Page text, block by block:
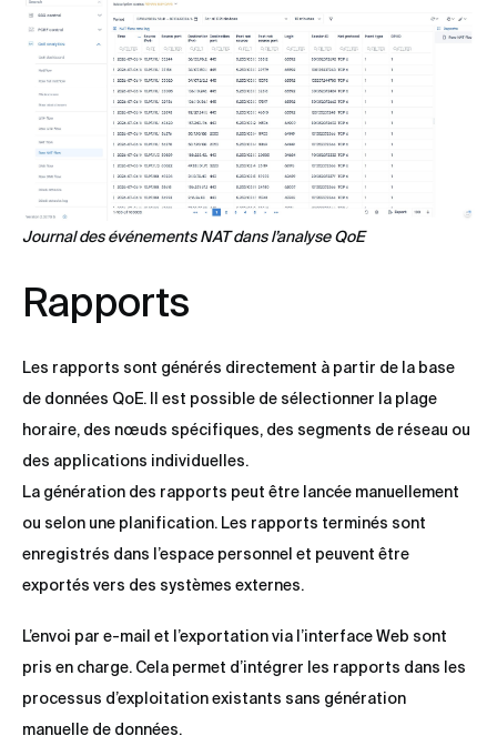
Journal des événements NAT dans l’analyse QoE
Rapports
Les rapports sont générés directement à partir de la base
de données QoE. Il est possible de sélectionner la plage
horaire, des nœuds spécifiques, des segments de réseau ou
des applications individuelles.
La génération des rapports peut être lancée manuellement
ou selon une planification. Les rapports terminés sont
enregistrés dans l’espace personnel et peuvent être
exportés vers des systèmes externes.
L’envoi par e-mail et l’exportation via l’interface Web sont
pris en charge. Cela permet d’intégrer les rapports dans les
processus d’exploitation existants sans génération
manuelle de données.